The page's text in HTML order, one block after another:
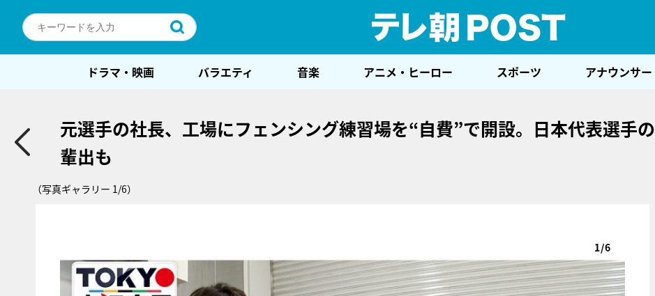
ドラマ・映画 バラエティ 音楽 アニメ・ヒーロー スポーツ アナウンサー
元選手の社長、工場にフェンシング練習場を“自費”で開設。日本代表選手の
輩出も
（写真ギャラリー 1/6）
1/6